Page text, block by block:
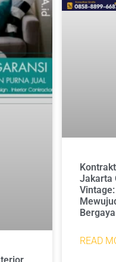
Jakarta
Vintage:
READ